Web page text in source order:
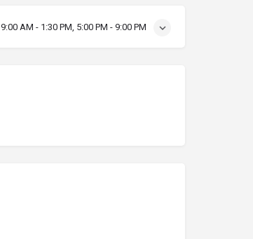
9:00 AM - 1:30 PM, 5:00 PM - 9:00 PM